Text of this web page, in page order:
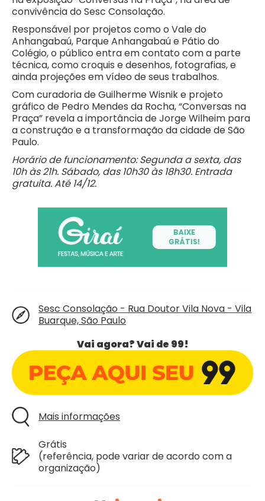
convivência do Sesc Consolação.
Responsável por projetos como o Vale do
Anhangabaú, Parque Anhangabaú e Pátio do
Colégio, o público entra em contato com a parte
técnica, como croquis e desenhos, fotografias, e
ainda projeções em vídeo de seus trabalhos.
Com curadoria de Guilherme Wisnik e projeto
gráfico de Pedro Mendes da Rocha, “Conversas na
Praça” revela a importância de Jorge Wilheim para
a construção e a transformação da cidade de São
Paulo.
Horário de funcionamento: Segunda a sexta, das
10h às 21h. Sábado, das 10h30 às 18h30. Entrada
gratuita. Até 14/12.
Sesc Consolação - Rua Doutor Vila Nova - Vila
Buarque, São Paulo
Vai agora? Vai de 99!
Mais informações
Grátis
(referência, pode variar de acordo com a
organização)